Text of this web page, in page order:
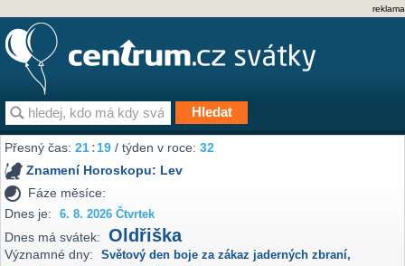
reklama
Přesný čas:21 19 / týden v roce:32
Znamení Horoskopu: Lev
Fáze měsíce:
Dnes je:
6. 8. 2026 Čtvrtek
Dnes má svátek: Oldřiška
Významné dny: Světový den boje za zákaz jaderných zbraní,